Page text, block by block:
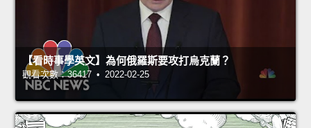
【看時事學英文】為何俄羅斯要攻打烏克蘭？
觀看次數：36417 • 2022-02-25